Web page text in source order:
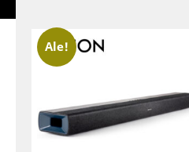
Ale!